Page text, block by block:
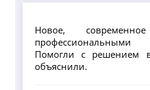
Новое,
Помогли с решением
объяснили.